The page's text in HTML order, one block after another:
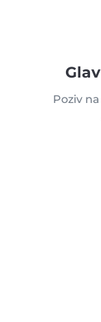
Poziv